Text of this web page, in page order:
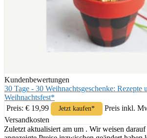
Kundenbewertungen
30 Tage - 30 Weihnachtsgeschenke:
Weihnachtsfest*
Preis: € 19,99
Jetzt kaufen*
Preis inkl.
Versandkosten
Zuletzt aktualisiert am um . Wir weisen